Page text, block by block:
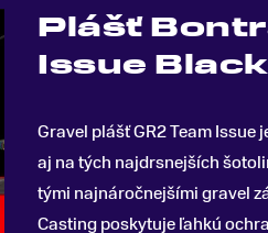
Plášť
Issue Black
Gravel plášť GR2 Team
aj na tých najdrsnejších
tými najnáročnejšími gravel
Casting poskytuje ľahkú